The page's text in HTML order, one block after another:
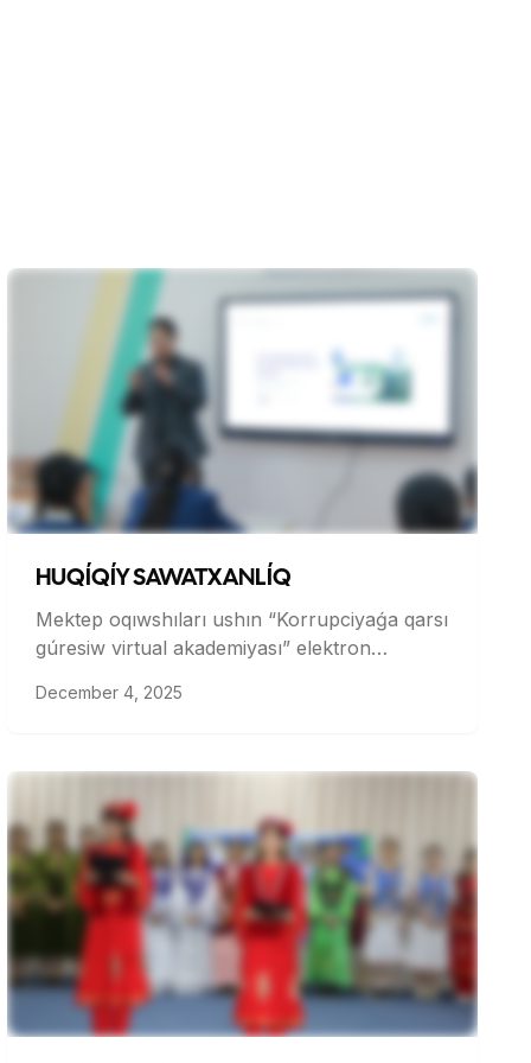
HUQÍQÍY SAWATXANLÍQ
Mektep oqıwshıları ushın “Korrupciyaǵa qarsı
gúresiw virtual akademiyası” elektron
(https://virtual.proacademy.uz/schoolchildren/)
tárepinen izbe-iz hám nátiyjeli oqıtılmaqta.
December 4, 2025